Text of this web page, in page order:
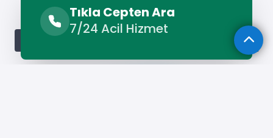
Tıkla Cepten Ara
7/24 Acil Hizmet
Benzer Hizmetler
Konak Su Kaçağı Tespiti